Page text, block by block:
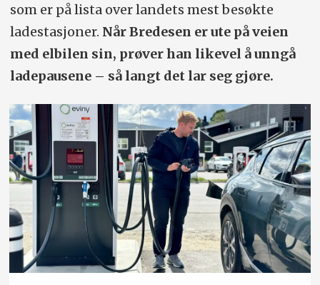
som er på lista over landets mest besøkte
ladestasjoner. Når Bredesen er ute på veien
med elbilen sin, prøver han likevel å unngå
ladepausene – så langt det lar seg gjøre.